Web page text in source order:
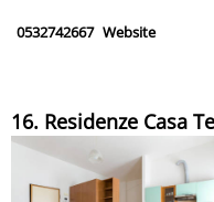
0532742667 Website
16. Residenze Casa